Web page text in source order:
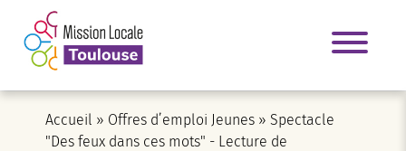
Accueil » Offres d’emploi Jeunes » Spectacle
"Des feux dans ces mots" - Lecture de